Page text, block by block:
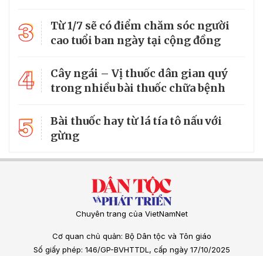
3
Từ 1/7 sẽ có điểm chăm sóc người
cao tuổi ban ngày tại cộng đồng
4
Cây ngái – Vị thuốc dân gian quý
trong nhiều bài thuốc chữa bệnh
5
Bài thuốc hay từ lá tía tô nấu với
gừng
Chuyên trang của VietNamNet
Cơ quan chủ quản: Bộ Dân tộc và Tôn giáo
Số giấy phép: 146/GP-BVHTTDL, cấp ngày 17/10/2025